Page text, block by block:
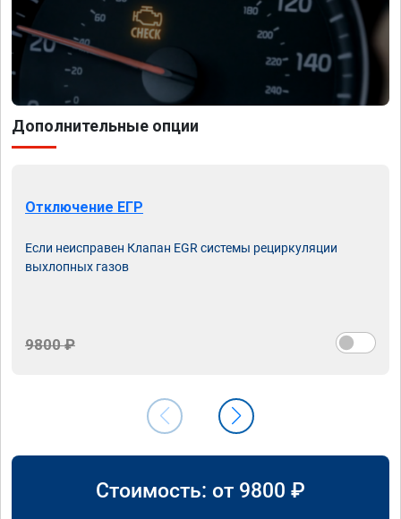
Дополнительные опции
Отключение ЕГР
Если неисправен Клапан EGR системы рециркуляции
выхлопных газов
9800 ₽
Стоимость: от 9800 ₽